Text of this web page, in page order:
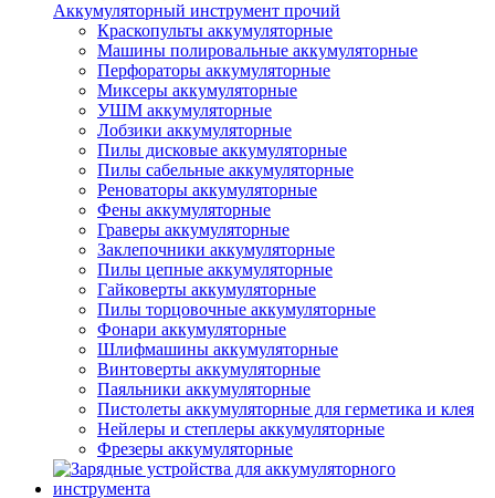
Аккумуляторный инструмент прочий
Краскопульты аккумуляторные
Машины полировальные аккумуляторные
Перфораторы аккумуляторные
Миксеры аккумуляторные
УШМ аккумуляторные
Лобзики аккумуляторные
Пилы дисковые аккумуляторные
Пилы сабельные аккумуляторные
Реноваторы аккумуляторные
Фены аккумуляторные
Граверы аккумуляторные
Заклепочники аккумуляторные
Пилы цепные аккумуляторные
Гайковерты аккумуляторные
Пилы торцовочные аккумуляторные
Фонари аккумуляторные
Шлифмашины аккумуляторные
Винтоверты аккумуляторные
Паяльники аккумуляторные
Пистолеты аккумуляторные для герметика и клея
Нейлеры и степлеры аккумуляторные
Фрезеры аккумуляторные